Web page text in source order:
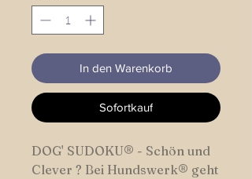
In den Warenkorb
Sofortkauf
DOG' SUDOKU® - Schön und
Clever ? Bei Hundswerk® geht